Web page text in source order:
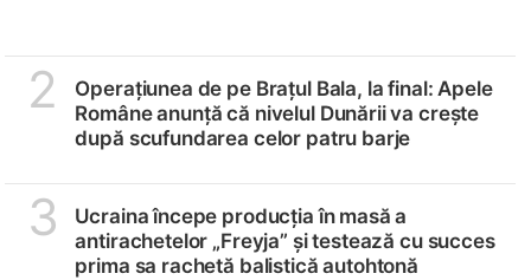
2
Operațiunea de pe Brațul Bala, la final: Apele
Române anunță că nivelul Dunării va crește
după scufundarea celor patru barje
3
Ucraina începe producția în masă a
antirachetelor „Freyja” și testează cu succes
prima sa rachetă balistică autohtonă